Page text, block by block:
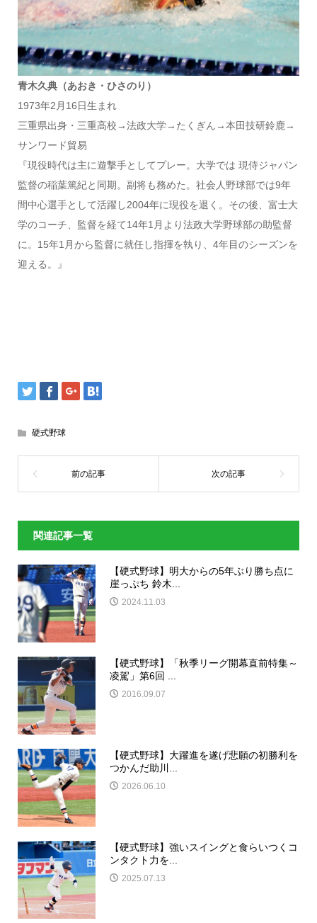
青木久典（あおき・ひさのり）
1973年2月16日生まれ
三重県出身・三重高校→法政大学→たくぎん→本田技研鈴鹿→
サンワード貿易
『現役時代は主に遊撃手としてプレー。大学では 現侍ジャパン
監督の稲葉篤紀と同期。副将も務めた。社会人野球部では9年
間中心選手として活躍し2004年に現役を退く。その後、富士大
学のコーチ、監督を経て14年1月より法政大学野球部の助監督
に。15年1月から監督に就任し指揮を執り、4年目のシーズンを
迎える。』
硬式野球
関連記事一覧
【硬式野球】明大からの5年ぶり勝ち点に
崖っぷち 鈴木...
2024.11.03
【硬式野球】「秋季リーグ開幕直前特集～
凌駕」第6回 ...
2016.09.07
【硬式野球】大躍進を遂げ悲願の初勝利を
つかんだ助川...
2026.06.10
【硬式野球】強いスイングと食らいつくコ
ンタクト力を...
2025.07.13